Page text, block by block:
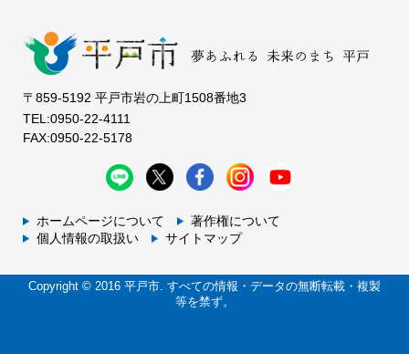
〒859-5192 平戸市岩の上町1508番地3
TEL:0950-22-4111
FAX:0950-22-5178
ホームページについて
著作権について
個人情報の取扱い
サイトマップ
Copyright © 2016 平戸市. すべての情報・データの無断転載・複製
等を禁ず。